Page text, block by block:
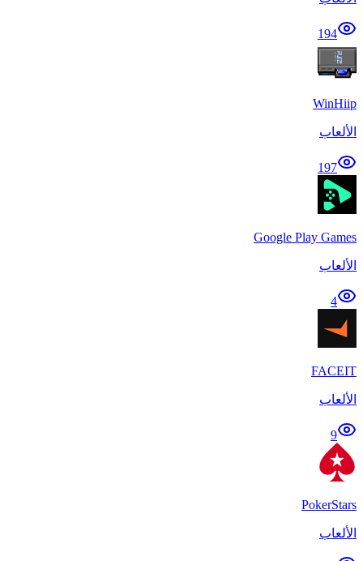
194
WinHiip
الألعاب
197
Google Play Games
الألعاب
4
FACEIT
الألعاب
9
PokerStars
الألعاب